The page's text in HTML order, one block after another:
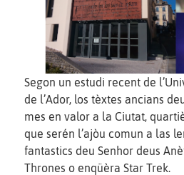
Segon un estudi recent de
de l’Ador, los tèxtes ancians
mes en valor a la Ciutat,
que serén l’ajòu comun a las
fantastics deu Senhor deus
Thrones o enqüèra Star Trek.